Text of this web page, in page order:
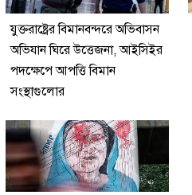
যুক্তরাষ্ট্রের বিমানবন্দরে অভিবাসন
অভিযান ঘিরে উত্তেজনা, আইসিইর
পদক্ষেপে আপত্তি বিমান
সংস্থাগুলোর